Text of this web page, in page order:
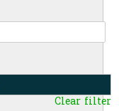
Clear filter